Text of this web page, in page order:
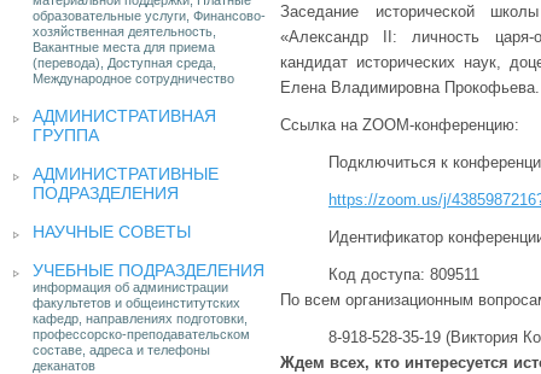
образовательные услуги, Финансово-
хозяйственная деятельность,
Вакантные места для приема
(перевода), Доступная среда,
Международное сотрудничество
АДМИНИСТРАТИВНАЯ
ГРУППА
АДМИНИСТРАТИВНЫЕ
ПОДРАЗДЕЛЕНИЯ
НАУЧНЫЕ СОВЕТЫ
УЧЕБНЫЕ ПОДРАЗДЕЛЕНИЯ
информация об администрации
факультетов и общеинститутских
кафедр, направлениях подготовки,
профессорско-преподавательском
составе, адреса и телефоны
деканатов
Заседание исторической
«Александр II: личность царя-
кандидат исторических наук,
Елена Владимировна Прокофьева.
Ссылка на ZOOM-конференцию:
Подключиться к
https://zoom.us/j/
Идентификатор
Код доступа: 809511
По всем организационным
8-918-528-35-19 (Виктория
Ждем всех, кто интересуется